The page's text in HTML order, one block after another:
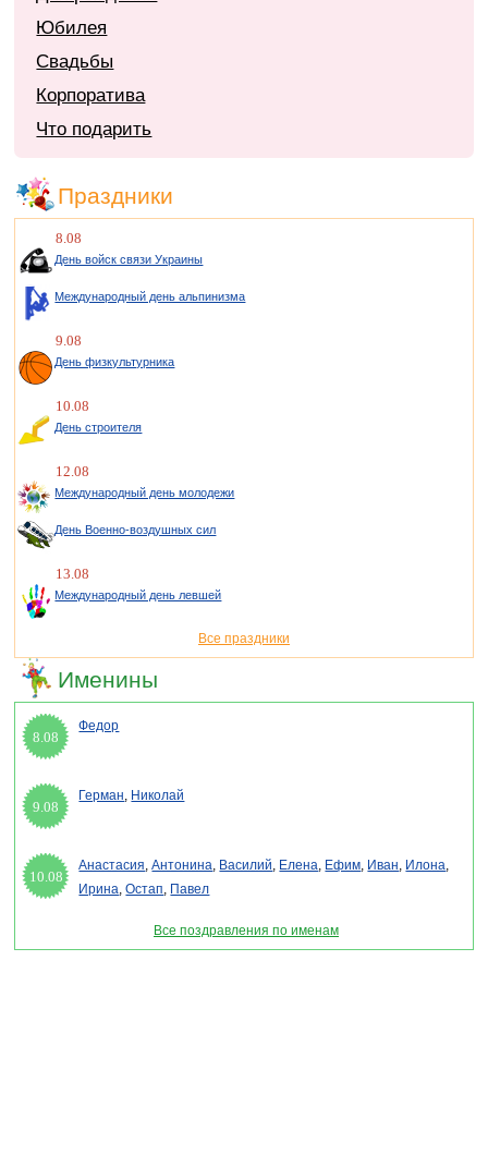
Юбилея
Свадьбы
Корпоратива
Что подарить
Праздники
8.08
День войск связи Украины
Международный день альпинизма
9.08
День физкультурника
10.08
День строителя
12.08
Международный день молодежи
День Военно-воздушных сил
13.08
Международный день левшей
Все праздники
Именины
8.08
Федор
9.08
Герман, Николай
10.08
Анастасия,Антонина, Василий, Елена, Ефим, Иван, Илона,
Ирина,Остап, Павел
Все поздравления по именам